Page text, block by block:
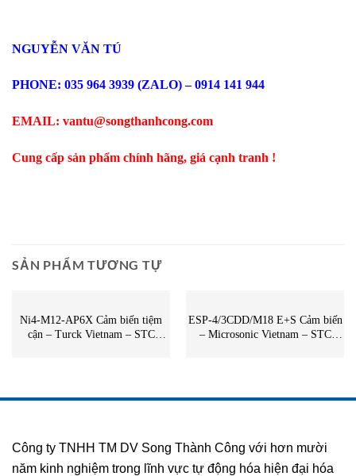
NGUYỄN VĂN TÚ
PHONE: 035 964 3939 (ZALO) – 0914 141 944
EMAIL: vantu@songthanhcong.com
Cung cấp sản phẩm chính hãng, giá cạnh tranh !
SẢN PHẨM TƯƠNG TỰ
Ni4-M12-AP6X Cảm biến tiệm
cận – Turck Vietnam – STC
ESP-4/3CDD/M18 E+S Cảm biến
– Microsonic Vietnam – STC
Công ty TNHH TM DV Song Thành Công với hơn mười
năm kinh nghiệm trong lĩnh vực tự động hóa hiện đại hóa